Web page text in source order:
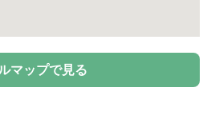
マップで見る